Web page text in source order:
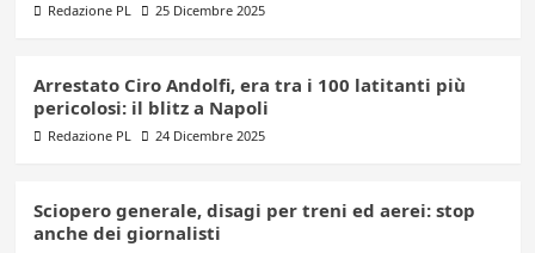
Redazione PL 25 Dicembre 2025
Arrestato Ciro Andolfi, era tra i 100 latitanti più
pericolosi: il blitz a Napoli
Redazione PL 24 Dicembre 2025
Sciopero generale, disagi per treni ed aerei: stop
anche dei giornalisti